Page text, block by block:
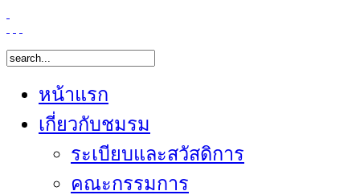
หน้าแรก
เกี่ยวกับชมรม
ระเบียบและสวัสดิการ
คณะกรรมการ